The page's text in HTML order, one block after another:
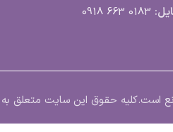
0183 663 0918
است.کلیه حقوق این سایت متعلق به